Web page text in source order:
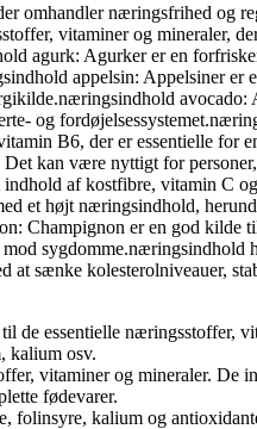
omhandler næringsfrihed og
vitaminer og mineraler,
agurk: Agurker er en
appelsin: Appelsiner
og
B6, der er essentielle
kan være nyttigt for
af kostfibre, vitamin C
et højt næringsindhold,
Champignon er en god
sænke kolesterolniveauer,
essentielle næringsstoffer,
kalium osv.
vitaminer og mineraler. De
fødevarer.
kalium og